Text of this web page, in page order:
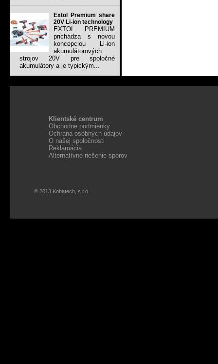
Extol Premium share
20V Li-ion technology
EXTOL PREMIUM
prichádza s novou
koncepciou Li-ion
akumulátorových
strojov 20V pre spoločné
akumulátory a je typickým...
Klientské centrum
Obchodne podmienky
Ochrana osobných údajov
O našej spoločnosti
Reklamácia
Alternatívne riešenie sporov
© 2013 Kobatech, s.r.o.